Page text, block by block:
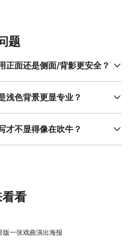
题
正面还是侧面/背影更安全？
用真人只用侧脸或背影 。正面
己机构学员，也要签书面授权
的做法是用矢量插画，画一个
浅色背景更显专业？
选深色 。手机屏幕亮度参差不
在暗光环境下依然清晰可
才不显得像在吹牛？
“十年教学经验”不如“辅导217
多光环可写，就写 解决了什么
术主管，3个月后主动提出部
看
版一张戏曲演出海报